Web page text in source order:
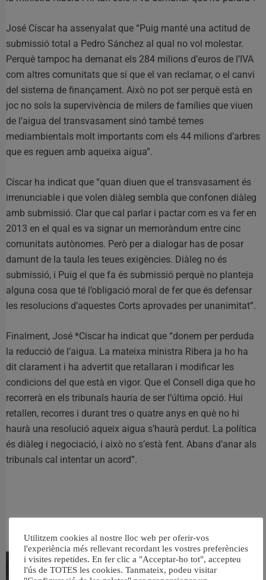
José Císcar ha assenyalat que “Puig manté una actitud de
submissió total a Pedro Sánchez al qual no vol molestar.
Perquè tampoc ha demanat els 284 milions d’euros de l’IVA
com altres comunitats que sí que el van reclamar, o el canvi
del sistema de finançament. Això no pot ser perquè està en
joc no sols la supervivència de milers de famílies que viuen
de l’aigua del transvasament sinó també temes
mediambientals molt importants com els 44 milions d’arbres
que es reguen amb aqueixa aigua”.
Císcar ha indicat que “quan diuen que el transvasament és
irrenunciable i que volen diàleg sembla que confonen diàleg
amb submissió. Clar que cal parlar i pactar com es va fer en
2013 en el qual es va signar un memoràndum entre cinc
comunitats autònomes. Però per a dialogar has de posar
damunt de la taula les teues exigències. Diàleg no és
submissió, i Puig el que fa és submissió perquè no planteja
alguna cosa que té l’obligació moral de fer que és defensar
les resolucions d’aquestes Corts aprovades per unanimitat”.
Finalment, José *Ciscar ha indicat que “donem per perduda
la reducció de l’aigua. La mateixa ministra Ribera ja ho ha
dit clarament i ha advertit que retallaran i modificar les
condicions del que està en vigor. Que el Consell diga que ho
recorrerà en els tribunals hauria de ser l’última opció. Hui
retallen, recorres i durant tres o quatre anys en què no hi
haurà una resolució aqueix aigua s’haurà perdut. La política
és diàleg i negociació, i això no s’està fent. Abans d’anar als
tribunals cal intentar un acord”.
RELACIONAT
Utilitzem cookies al nostre lloc web per oferir-vos
l'experiència més rellevant recordant les vostres preferències
i visites repetides. En fer clic a "Acceptar-ho tot", accepteu
l'ús de TOTES les cookies. Tanmateix, podeu visitar